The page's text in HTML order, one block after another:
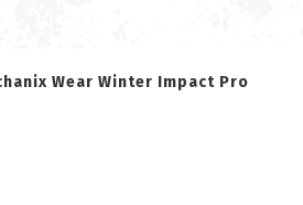
Wear Winter Impact Pro